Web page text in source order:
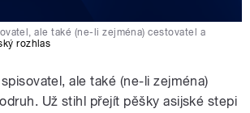
ale také (ne-li zejména) cestovatel a
rozhlas
ale také (ne-li zejména)
Už stihl přejít pěšky asijské stepi